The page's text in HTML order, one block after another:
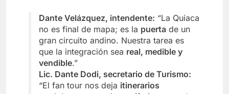
Dante Velázquez, intendente: “La Quiaca
no es final de mapa; es la puerta de un
gran circuito andino. Nuestra tarea es
que la integración sea real, medible y
vendible.”
Lic. Dante Dodi, secretario de Turismo:
“El fan tour nos deja itinerarios